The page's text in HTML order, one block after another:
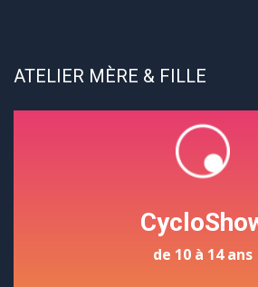
ATELIER MÈRE & FILLE
de 10 à 14 ans